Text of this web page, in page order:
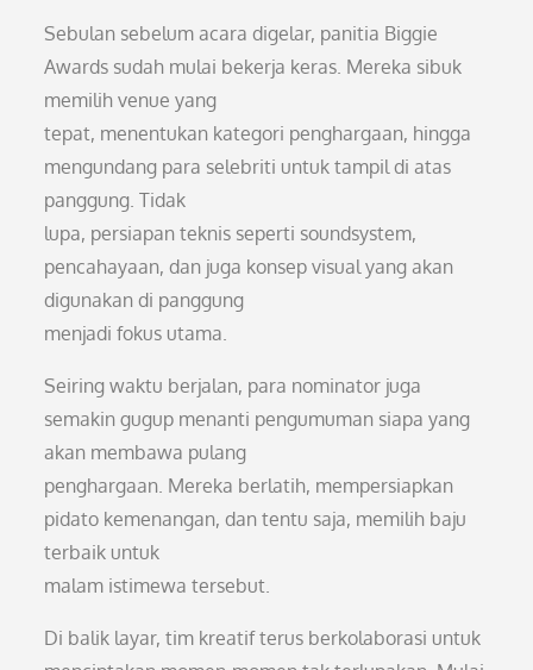
Sebulan sebelum acara digelar, panitia Biggie
Awards sudah mulai bekerja keras. Mereka sibuk
memilih venue yang
tepat, menentukan kategori penghargaan, hingga
mengundang para selebriti untuk tampil di atas
panggung. Tidak
lupa, persiapan teknis seperti soundsystem,
pencahayaan, dan juga konsep visual yang akan
digunakan di panggung
menjadi fokus utama.
Seiring waktu berjalan, para nominator juga
semakin gugup menanti pengumuman siapa yang
akan membawa pulang
penghargaan. Mereka berlatih, mempersiapkan
pidato kemenangan, dan tentu saja, memilih baju
terbaik untuk
malam istimewa tersebut.
Di balik layar, tim kreatif terus berkolaborasi untuk